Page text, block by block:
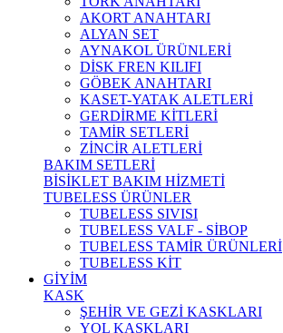
AKORT ANAHTARI
ALYAN SET
AYNAKOL ÜRÜNLERİ
DİSK FREN KILIFI
GÖBEK ANAHTARI
KASET-YATAK ALETLERİ
GERDİRME KİTLERİ
TAMİR SETLERİ
ZİNCİR ALETLERİ
BAKIM SETLERİ
BİSİKLET BAKIM HİZMETİ
TUBELESS ÜRÜNLER
TUBELESS SIVISI
TUBELESS VALF - SİBOP
TUBELESS TAMİR ÜRÜNLERİ
TUBELESS KİT
GİYİM
KASK
ŞEHİR VE GEZİ KASKLARI
YOL KASKLARI